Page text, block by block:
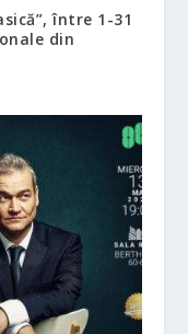
între 1-31
din